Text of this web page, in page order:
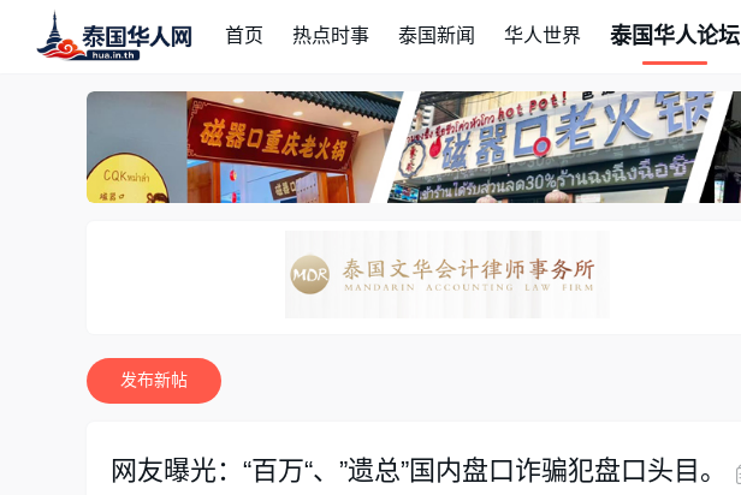
首页 热点时事 泰国新闻 华人世界 泰国华人论坛
发布新帖
网友曝光：“百万“、”遗总”国内盘口诈骗犯盘口头目。